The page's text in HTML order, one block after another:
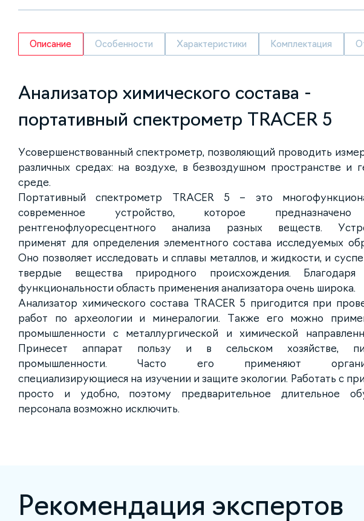
Описание Особенности Характеристики Комплектация
Анализатор химического состава -
портативный спектрометр TRACER 5
Усовершенствованный спектрометр, позволяющий проводить
различных средах: на воздухе, в безвоздушном пространстве и
среде.
Портативный спектрометр TRACER 5 – это
современное устройство, которое
рентгенофлуоресцентного анализа разных веществ.
применят для определения элементного состава исследуемых
Оно позволяет исследовать и сплавы металлов, и жидкости, и
твердые вещества природного происхождения. Благодаря
функциональности область применения анализатора очень широка.
Анализатор химического состава TRACER 5 пригодится при
работ по археологии и минералогии. Также его можно
промышленности с металлургической и химической
Принесет аппарат пользу и в сельском хозяйстве,
промышленности. Часто его применяют
специализирующиеся на изучении и защите экологии. Работать с
просто и удобно, поэтому предварительное длительное
персонала возможно исключить.
Рекомендация экспертов